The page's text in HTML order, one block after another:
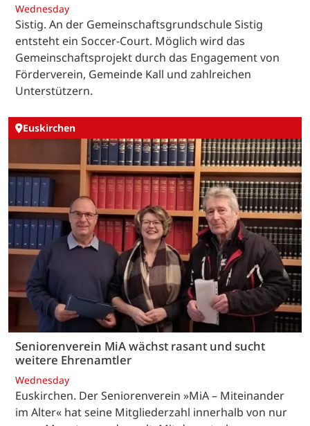
Wednesday
Sistig. An der Gemeinschaftsgrundschule Sistig
entsteht ein Soccer-Court. Möglich wird das
Gemeinschaftsprojekt durch das Engagement von
Förderverein, Gemeinde Kall und zahlreichen
Unterstützern.
Euskirchen
Seniorenverein MiA wächst rasant und sucht
weitere Ehrenamtler
Wednesday
Euskirchen. Der Seniorenverein »MiA – Miteinander
im Alter« hat seine Mitgliederzahl innerhalb von nur